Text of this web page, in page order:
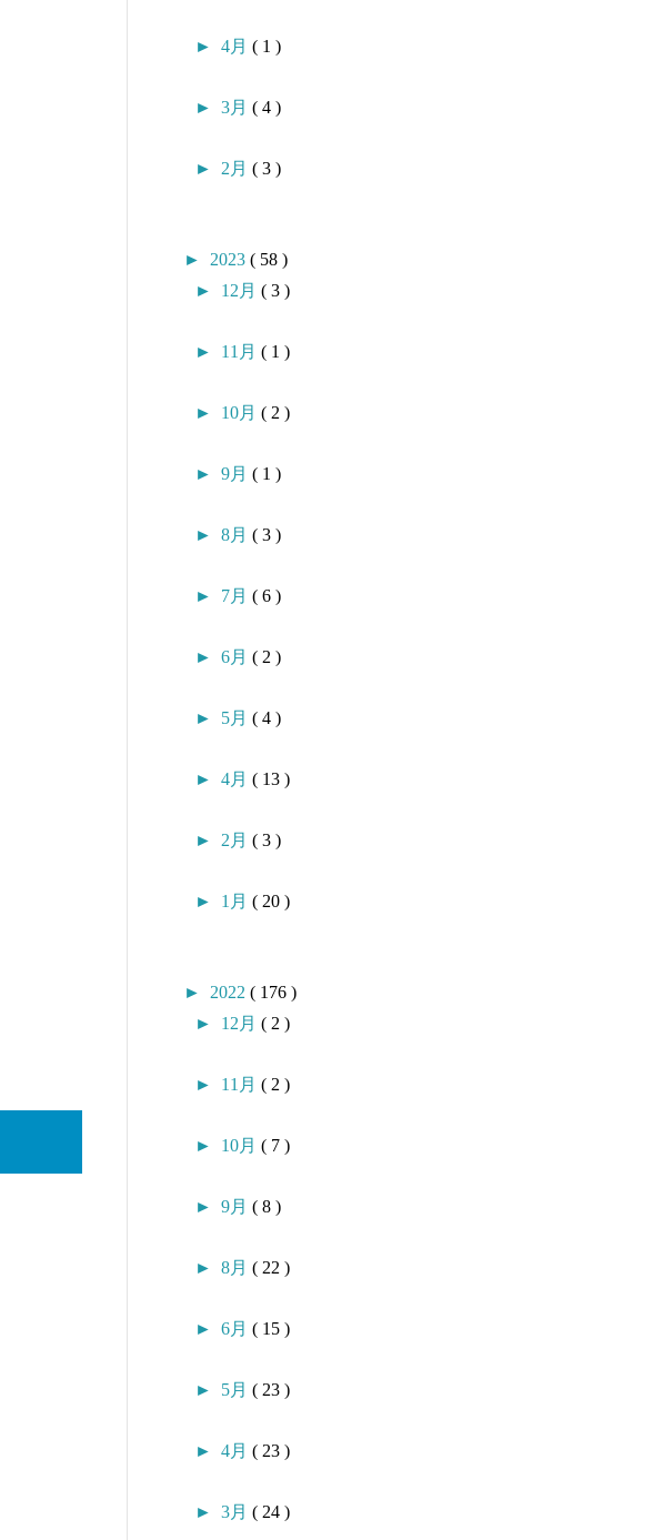
► 4月 ( 1 )
► 3月 ( 4 )
► 2月 ( 3 )
► 2023 ( 58 )
► 12月 ( 3 )
► 11月 ( 1 )
► 10月 ( 2 )
► 9月 ( 1 )
► 8月 ( 3 )
► 7月 ( 6 )
► 6月 ( 2 )
► 5月 ( 4 )
► 4月 ( 13 )
► 2月 ( 3 )
► 1月 ( 20 )
► 2022 ( 176 )
► 12月 ( 2 )
► 11月 ( 2 )
► 10月 ( 7 )
► 9月 ( 8 )
► 8月 ( 22 )
► 6月 ( 15 )
► 5月 ( 23 )
► 4月 ( 23 )
► 3月 ( 24 )